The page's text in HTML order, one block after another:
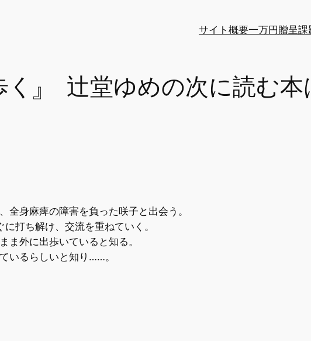
サイト概要一万円贈呈課
く』 辻堂ゆめの次に読む本
全身麻痺の障害を負った咲子と出会う。
打ち解け、交流を重ねていく。
ま外に出歩いていると知る。
いるらしいと知り……。